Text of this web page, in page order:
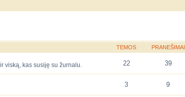
TEMOS PRANEŠIMAI
viską, kas susiję su žurnalu.
22 39
3 9